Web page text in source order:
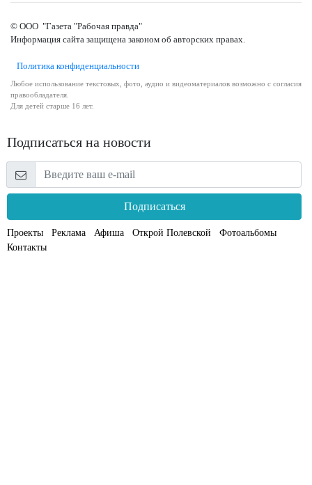
© ООО "Газета "Рабочая правда"
Информация сайта защищена законом об авторских правах.
Политика конфиденциальности
Любое использование текстовых, фото, аудио и видеоматериалов возможно с согласия
правообладателя.
Для детей старше 16 лет.
Подписаться на новости
Подписаться
Проекты Реклама Афиша Открой Полевской
Фотоальбомы
Контакты